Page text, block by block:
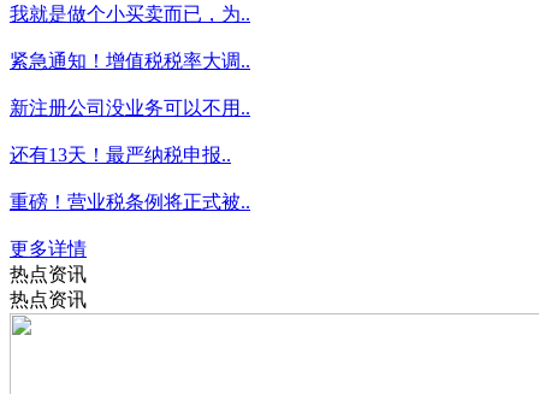
我就是做个小买卖而已，为..
紧急通知！增值税税率大调..
新注册公司没业务可以不用..
还有13天！最严纳税申报..
重磅！营业税条例将正式被..
更多详情
热点资讯
热点资讯